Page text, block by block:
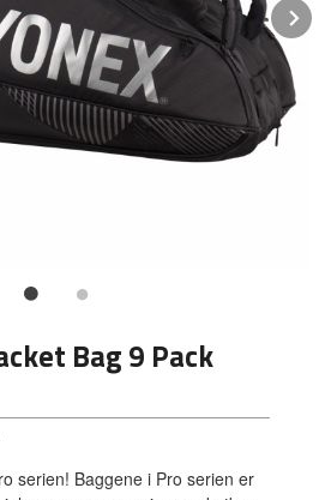
Bag 9 Pack
serien! Baggene i Pro serien er